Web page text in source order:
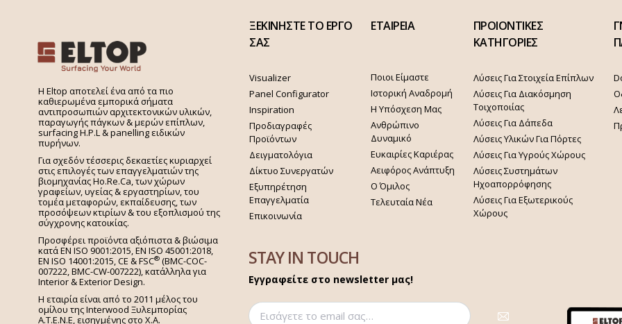
H Eltop αποτελεί ένα από τα πιο
καθιερωμένα εμπορικά σήματα
αντιπροσωπιών αρχιτεκτονικών υλικών,
παραγωγής πάγκων & μερών επίπλων,
surfacing H.P.L & panelling ειδικών
πυρήνων.
Για σχεδόν τέσσερις δεκαετίες κυριαρχεί
στις επιλογές των επαγγελματιών της
βιομηχανίας Ho.Re.Ca, των χώρων
γραφείων, υγείας & εργαστηρίων, του
τομέα μεταφορών, εκπαίδευσης, των
προσόψεων κτιρίων & του εξοπλισμού της
σύγχρονης κατοικίας.
Προσφέρει προϊόντα αξιόπιστα & βιώσιμα
κατά EN ISO 9001:2015, EN ISO 45001:2018,
EN ISO 14001:2015,CE & FSC® (BMC-COC-
007222, BMC-CW-007222), κατάλληλα για
Interior & Exterior Design.
Η εταιρία είναι από το 2011 μέλος του
ομίλου της Interwood Ξυλεμπορίας
Α.Τ.Ε.Ν.Ε, εισηγμένης στο Χ.A.
ΞΕΚΙΝΗΣΤΕ ΤΟ ΕΡΓΟ
ΣΑΣ
Visualizer
Panel Configurator
Inspiration
Προδιαγραφές
Προϊόντων
Δειγματολόγια
Δίκτυο Συνεργατών
Εξυπηρέτηση
Επαγγελματία
Επικοινωνία
ΕΤΑΙΡΕΙΑ
Ποιοι Είμαστε
Ιστορική Αναδρομή
Η Υπόσχεση Μας
Ανθρώπινο
Δυναμικό
Ευκαιρίες Καριέρας
Αειφόρος Ανάπτυξη
Ο Όμιλος
Τελευταία Νέα
ΠΡΟΙΟΝΤΙΚΕΣ
ΚΑΤΗΓΟΡΙΕΣ
Λύσεις Για Στοιχεία Επίπλων
Λύσεις Για Διακόσμηση
Τοιχοποιίας
Λύσεις Για Δάπεδα
Λύσεις Υλικών Για Πόρτες
Λύσεις Για Υγρούς Χώρους
Λύσεις Συστημάτων
Ηχοαπορρόφησης
Λύσεις Για Εξωτερικούς
Χώρους
STAY IN TOUCH
Εγγραφείτε στο newsletter μας!